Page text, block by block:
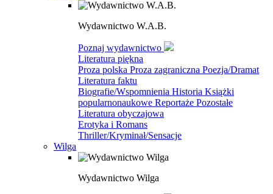
Wydawnictwo W.A.B.
Poznaj wydawnictwo
Literatura piękna
Proza polska Proza zagraniczna Poezja/Dramat
Literatura faktu
Biografie/Wspomnienia Historia Książki
popularnonaukowe Reportaże Pozostałe
Literatura obyczajowa
Erotyka i Romans
Thriller/Kryminał/Sensacje
Wilga
Wydawnictwo Wilga